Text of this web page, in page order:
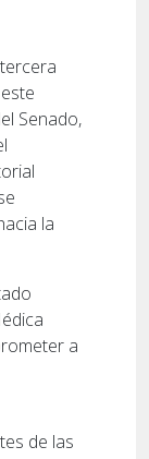
Senado,
la
a
de las